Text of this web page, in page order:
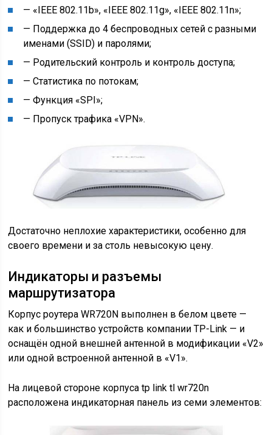
— «IEEE 802.11b», «IEEE 802.11g», «IEEE 802.11n»;
— Поддержка до 4 беспроводных сетей с разными
именами (SSID) и паролями;
— Родительский контроль и контроль доступа;
— Статистика по потокам;
— Функция «SPI»;
— Пропуск трафика «VPN».
Достаточно неплохие характеристики, особенно для
своего времени и за столь невысокую цену.
Индикаторы и разъемы
маршрутизатора
Корпус роутера WR720N выполнен в белом цвете —
как и большинство устройств компании TP-Link — и
оснащён одной внешней антенной в модификации «V2»
или одной встроенной антенной в «V1».
На лицевой стороне корпуса tp link tl wr720n
расположена индикаторная панель из семи элементов: